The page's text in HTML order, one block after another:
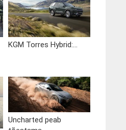
KGM Torres Hybrid:...
Uncharted peab